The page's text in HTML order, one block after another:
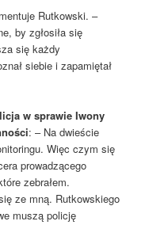
Rutkowski. –
by zgłosiła się
się każdy
siebie i zapamiętał
w sprawie Iwony
: – Na dwieście
Więc czym się
prowadzącego
zebrałem.
ze mną. Rutkowskiego
muszą policję